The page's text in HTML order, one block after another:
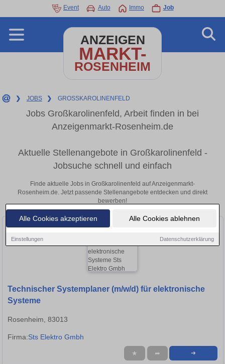
Alle Cookies akzeptieren Alle Cookies ablehnen
Einstellungen Datenschutzerklärung
Event Auto Immo Job
ANZEIGEN
MARKT-
ROSENHEIM
❯ JOBS ❯ GROSSKAROLINENFELD
Jobs Großkarolinenfeld, Arbeit finden in bei
Anzeigenmarkt-Rosenheim.de
Aktuelle Stellenangebote in Großkarolinenfeld -
Jobsuche schnell und einfach
Finde aktuelle Jobs in Großkarolinenfeld auf Anzeigenmarkt-
Rosenheim.de. Jetzt passende Stellenangebote entdecken und direkt
bewerben!
Technischer Systemplaner (m/w/d) für elektronische
Systeme
Rosenheim, 83013
Firma:Sts Elektro Gmbh
★ ➦ ➜